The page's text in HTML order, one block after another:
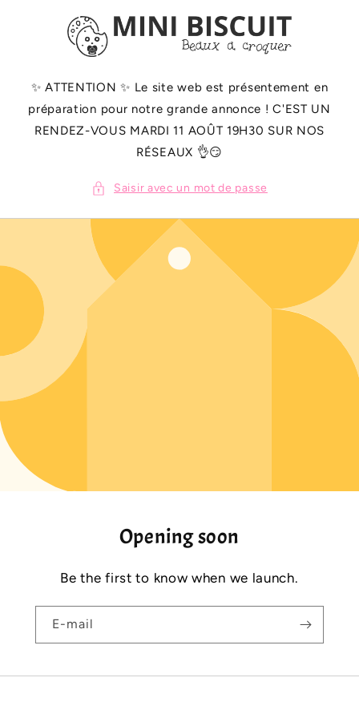
CONTENU
✨️ ATTENTION ✨️ Le site web est présentement en
préparation pour notre grande annonce ! C'EST UN
RENDEZ-VOUS MARDI 11 AOÛT 19H30 SUR NOS
RÉSEAUX 👌😏
Saisir avec un mot de passe
Opening soon
Be the first to know when we launch.
E-mail